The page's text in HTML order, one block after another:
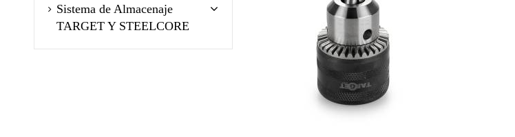
Sistema de Almacenaje
TARGET Y STEELCORE